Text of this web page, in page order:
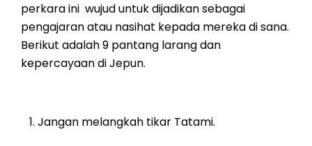
perkara ini wujud untuk dijadikan sebagai
pengajaran atau nasihat kepada mereka di sana.
Berikut adalah 9 pantang larang dan
kepercayaan di Jepun.
Jangan melangkah tikar Tatami.